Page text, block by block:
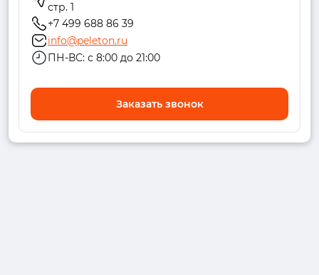
стр. 1
+7 499 688 86 39
info@peleton.ru
ПН-ВС: с 8:00 до 21:00
Заказать звонок